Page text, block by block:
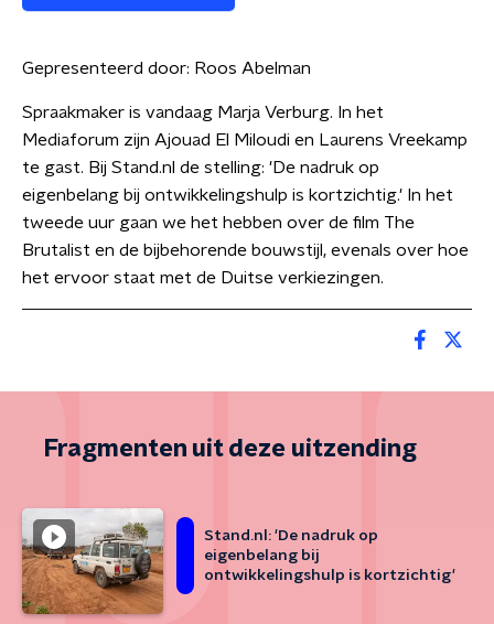
Gepresenteerd door: Roos Abelman
Spraakmaker is vandaag Marja Verburg. In het
Mediaforum zijn Ajouad El Miloudi en Laurens Vreekamp
te gast. Bij Stand.nl de stelling: 'De nadruk op
eigenbelang bij ontwikkelingshulp is kortzichtig.' In het
tweede uur gaan we het hebben over de film The
Brutalist en de bijbehorende bouwstijl, evenals over hoe
het ervoor staat met de Duitse verkiezingen.
Fragmenten uit deze uitzending
Stand.nl: 'De nadruk op
eigenbelang bij
ontwikkelingshulp is kortzichtig'